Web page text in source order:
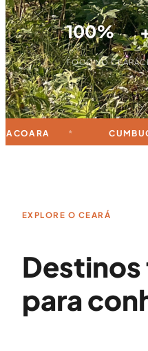
100%
FOCO NO CEARÁ
CUMBUCO
EXPLORE O CEARÁ
para